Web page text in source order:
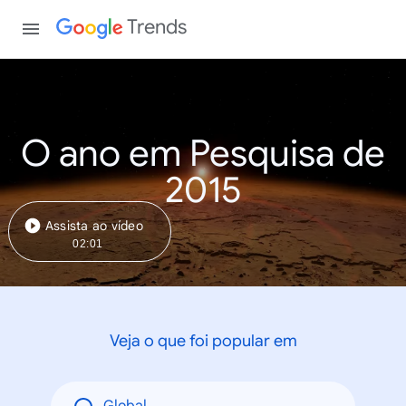
Trends
O ano em Pesquisa de
2015
Assista ao vídeo
02:01
Veja o que foi popular em